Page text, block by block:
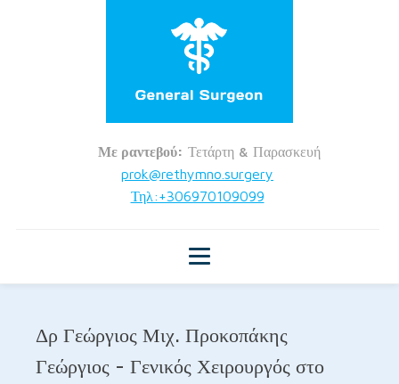
Με ραντεβού: Τετάρτη & Παρασκευή
prok@rethymno.surgery
Τηλ:+306970109099
Δρ Γεώργιος Μιχ. Προκοπάκης
Γεώργιος - Γενικός Χειρουργός στο